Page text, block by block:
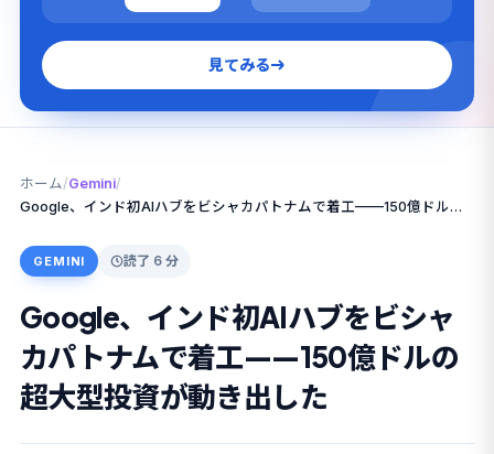
見てみる
ホーム /Gemini/
Google、インド初AIハブをビシャカパトナムで着工——150億ドルの超大型投資が動き出した
GEMINI 読了 6 分
Google、インド初AIハブをビシャ
カパトナムで着工——150億ドルの
超大型投資が動き出した